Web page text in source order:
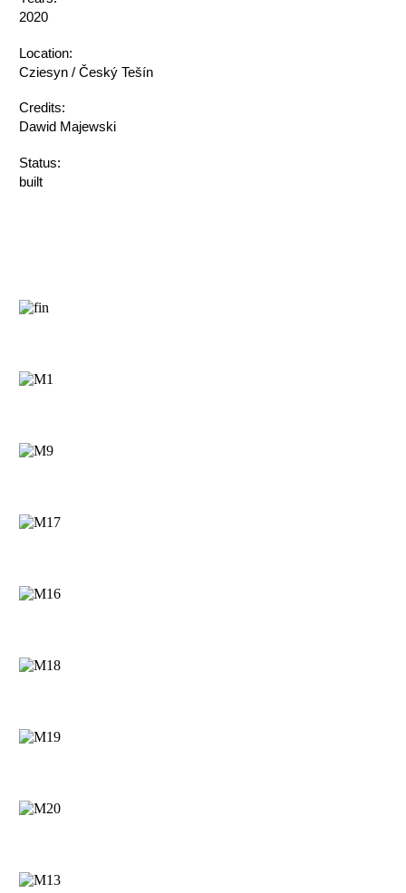
2020
Location:
Cziesyn / Český Tešín
Credits:
Dawid Majewski
Status:
built